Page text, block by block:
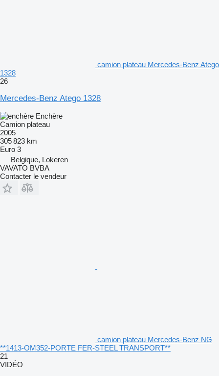
camion plateau Mercedes-Benz Atego
1328
26
Mercedes-Benz Atego 1328
Enchère
Camion plateau
2005
305 823 km
Euro 3
Belgique, Lokeren
VAVATO BVBA
Contacter le vendeur
camion plateau Mercedes-Benz NG
**1413-OM352-PORTE FER-STEEL TRANSPORT**
21
VIDÉO